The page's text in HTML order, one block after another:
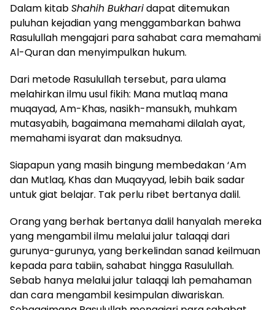
Dalam kitabShahih Bukharidapat ditemukan
puluhan kejadian yang menggambarkan bahwa
Rasulullah mengajari para sahabat cara memahami
Al-Quran dan menyimpulkan hukum.
Dari metode Rasulullah tersebut, para ulama
melahirkan ilmu usul fikih: Mana mutlaq mana
muqayad, Am-Khas, nasikh-mansukh, muhkam
mutasyabih, bagaimana memahami dilalah ayat,
memahami isyarat dan maksudnya.
Siapapun yang masih bingung membedakan ‘Am
dan Mutlaq, Khas dan Muqayyad, lebih baik sadar
untuk giat belajar. Tak perlu ribet bertanya dalil.
Orang yang berhak bertanya dalil hanyalah mereka
yang mengambil ilmu melalui jalur talaqqi dari
gurunya-gurunya, yang berkelindan sanad keilmuan
kepada para tabiin, sahabat hingga Rasulullah.
Sebab hanya melalui jalur talaqqi lah pemahaman
dan cara mengambil kesimpulan diwariskan.